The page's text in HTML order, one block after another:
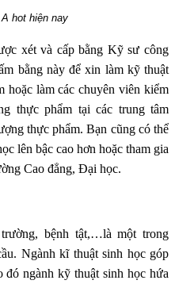
hot hiện nay
xét và cấp bằng Kỹ sư công
bằng này để xin làm kỹ thuật
hoặc làm các chuyên viên kiểm
thực phẩm tại các trung tâm
thực phẩm. Bạn cũng có thể
lên bậc cao hơn hoặc tham gia
Cao đẳng, Đại học.
bệnh tật,…là một trong
Ngành kĩ thuật sinh học góp
đó ngành kỹ thuật sinh học hứa